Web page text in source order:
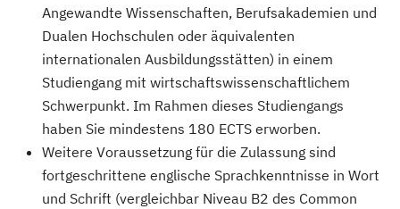
Angewandte Wissenschaften, Berufsakademien und
Dualen Hochschulen oder äquivalenten
internationalen Ausbildungsstätten) in einem
Studiengang mit wirtschaftswissenschaftlichem
Schwerpunkt. Im Rahmen dieses Studiengangs
haben Sie mindestens 180 ECTS erworben.
Weitere Voraussetzung für die Zulassung sind
fortgeschrittene englische Sprachkenntnisse in Wort
und Schrift (vergleichbar Niveau B2 des Common